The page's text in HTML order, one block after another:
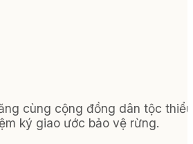
cùng cộng đồng dân tộc
ký giao ước bảo vệ rừng.